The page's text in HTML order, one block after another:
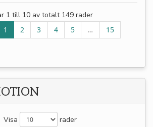
1 till 10 av totalt 149 rader
1 2 3 4 5 …
15
Visa
rader